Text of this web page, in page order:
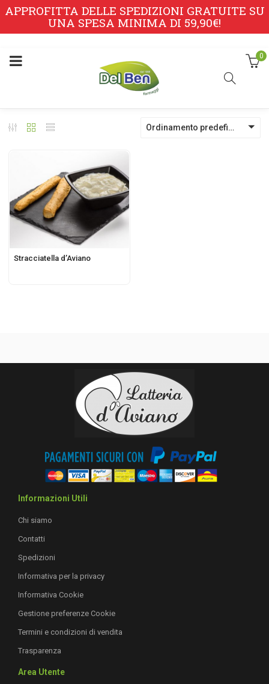
APPROFITTA DELLE SPEDIZIONI GRATUITE SU
UNA SPESA MINIMA DI 59,90€!
0
Ordinamento predefinito
Stracciatella d’Aviano
Informazioni Utili
Chi siamo
Contatti
Spedizioni
Informativa per la privacy
Informativa Cookie
Gestione preferenze Cookie
Termini e condizioni di vendita
Trasparenza
Area Utente